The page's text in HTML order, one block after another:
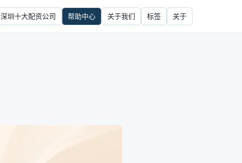
深圳十大配资公司 帮助中心 关于我们 标签 关于